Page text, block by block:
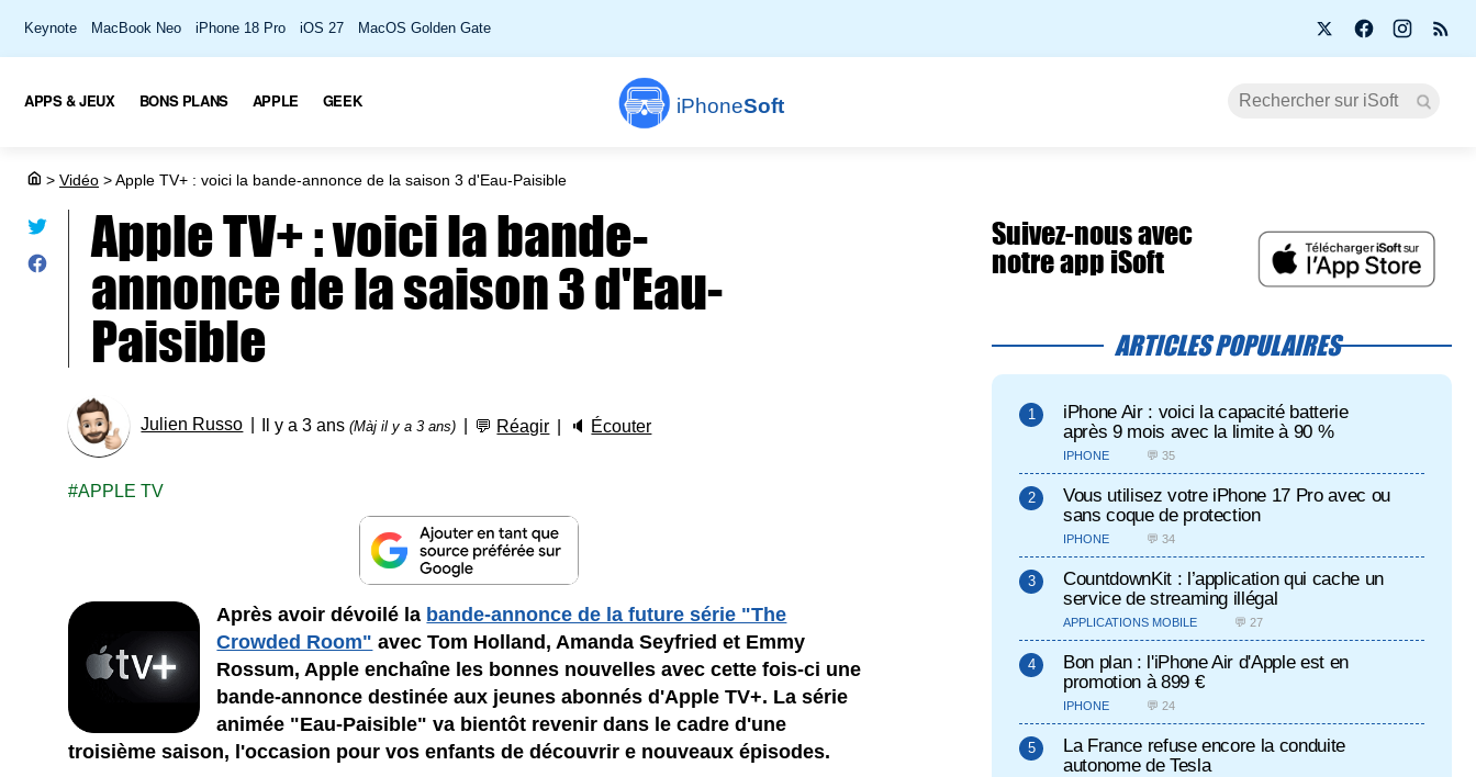
Keynote MacBook Neo iPhone 18 Pro iOS 27 MacOS Golden Gate
iPhoneSoft
APPS & JEUX BONS PLANS APPLE GEEK
> Vidéo >Apple TV+ : voici la bande-annonce de la saison 3 d'Eau-Paisible
Apple TV+ : voici la bande-
annonce de la saison 3 d'Eau-
Paisible
Julien Russo Il y a 3 ans(Màj il y a 3 ans) 💬 Réagir 🔈 Écouter
APPLE TV
Après avoir dévoilé la bande-annonce de la future série "The
Crowded Room" avec Tom Holland, Amanda Seyfried et Emmy
Rossum, Apple enchaîne les bonnes nouvelles avec cette fois-ci une
bande-annonce destinée aux jeunes abonnés d'Apple TV+. La série
animée "Eau-Paisible" va bientôt revenir dans le cadre d'une
troisième saison, l'occasion pour vos enfants de découvrir e nouveaux épisodes.
Suivez-nous avec
notre app iSoft
ARTICLES POPULAIRES
iPhone Air : voici la capacité batterie
après 9 mois avec la limite à 90 %
IPHONE 💬 35
Vous utilisez votre iPhone 17 Pro avec ou
sans coque de protection
IPHONE 💬 34
CountdownKit : l’application qui cache un
service de streaming illégal
APPLICATIONS MOBILE 💬 27
Bon plan : l'iPhone Air d'Apple est en
promotion à 899 €
IPHONE 💬 24
La France refuse encore la conduite
autonome de Tesla